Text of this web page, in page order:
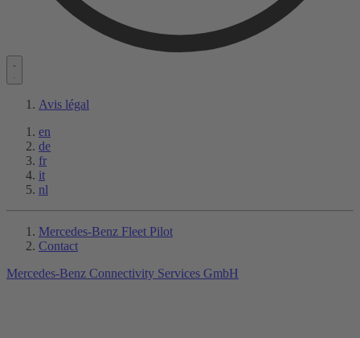
Avis légal
en
de
fr
it
nl
Mercedes-Benz Fleet Pilot
Contact
Mercedes-Benz Connectivity Services GmbH